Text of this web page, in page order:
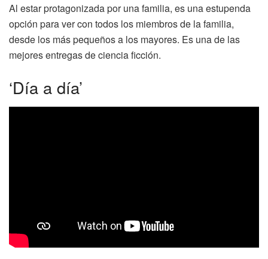
Al estar protagonizada por una familia, es una estupenda
opción para ver con todos los miembros de la familia,
desde los más pequeños a los mayores. Es una de las
mejores entregas de ciencia ficción.
‘Día a día’